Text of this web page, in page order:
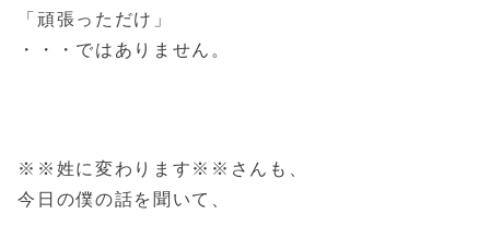
「頑張っただけ」
・・・ではありません。
※※姓に変わります※※さんも、
今日の僕の話を聞いて、